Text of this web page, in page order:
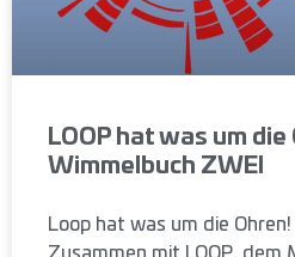
LOOP hat was um die
Wimmelbuch ZWEI
Loop hat was um die Ohren!
Zusammen mit LOOP, dem